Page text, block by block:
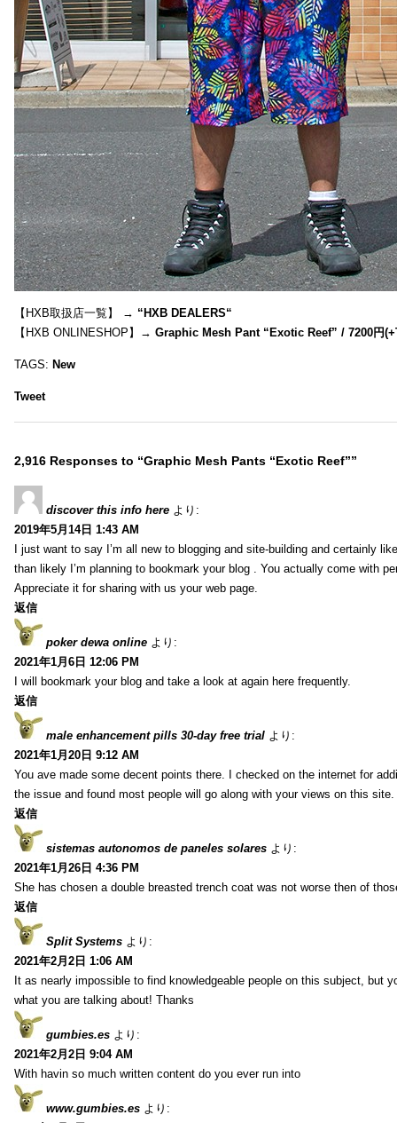
【HXB取扱店一覧】 → “HXB DEALERS“
【HXB ONLINESHOP】→ Graphic Mesh Pant “Exotic Reef” / 7200円
TAGS: New
Tweet
2,916 Responses to “Graphic Mesh Pants “Exotic Reef””
discover this info here より:
2019年5月14日 1:43 AM
I just want to say I’m all new to blogging and site-building and certainly
than likely I’m planning to bookmark your blog . You actually come with
Appreciate it for sharing with us your web page.
返信
poker dewa online より:
2021年1月6日 12:06 PM
I will bookmark your blog and take a look at again here frequently.
返信
male enhancement pills 30-day free trial より:
2021年1月20日 9:12 AM
You ave made some decent points there. I checked on the internet for
the issue and found most people will go along with your views on this site.
返信
sistemas autonomos de paneles solares より:
2021年1月26日 4:36 PM
She has chosen a double breasted trench coat was not worse then of
返信
Split Systems より:
2021年2月2日 1:06 AM
It as nearly impossible to find knowledgeable people on this subject, but
what you are talking about! Thanks
gumbies.es より:
2021年2月2日 9:04 AM
With havin so much written content do you ever run into
www.gumbies.es より: